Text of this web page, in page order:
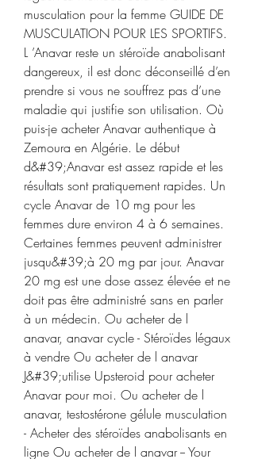
musculation pour la femme GUIDE DE
MUSCULATION POUR LES SPORTIFS.
L ’Anavar reste un stéroïde anabolisant
dangereux, il est donc déconseillé d’en
prendre si vous ne souffrez pas d’une
maladie qui justifie son utilisation. Où
puis-je acheter Anavar authentique à
Zemoura en Algérie. Le début
d&#39;Anavar est assez rapide et les
résultats sont pratiquement rapides. Un
cycle Anavar de 10 mg pour les
femmes dure environ 4 à 6 semaines.
Certaines femmes peuvent administrer
jusqu&#39;à 20 mg par jour. Anavar
20 mg est une dose assez élevée et ne
doit pas être administré sans en parler
à un médecin. Ou acheter de l
anavar, anavar cycle - Stéroïdes légaux
à vendre Ou acheter de l anavar
J&#39;utilise Upsteroid pour acheter
Anavar pour moi. Ou acheter de l
anavar, testostérone gélule musculation
- Acheter des stéroïdes anabolisants en
ligne Ou acheter de l anavar -- Your